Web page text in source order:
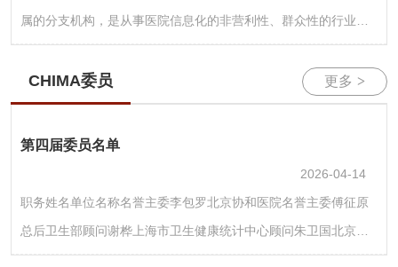
属的分支机构，是从事医院信息化的非营利性、群众性的行业学
术组织。 CHIMA的主要工作：开展国内外医院信息学术交流
活动;制定有关医院信息标准规范及规章制度;培训和提高医院信息
人员专业水平，从而推动中国医院信息化工作事业的发展。
CHIMA委员 更多 >
第四届委员名单
2026-04-14
职务姓名单位名称名誉主委李包罗北京协和医院名誉主委傅征原
总后卫生部顾问谢桦上海市卫生健康统计中心顾问朱卫国北京协
和医院主任委员王才有《中国医院》杂志社副主任委员/秘书长刘